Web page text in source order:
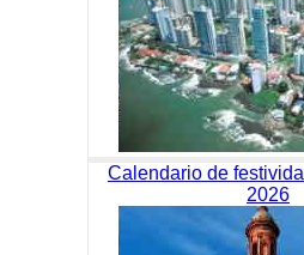
Calendario de
2026